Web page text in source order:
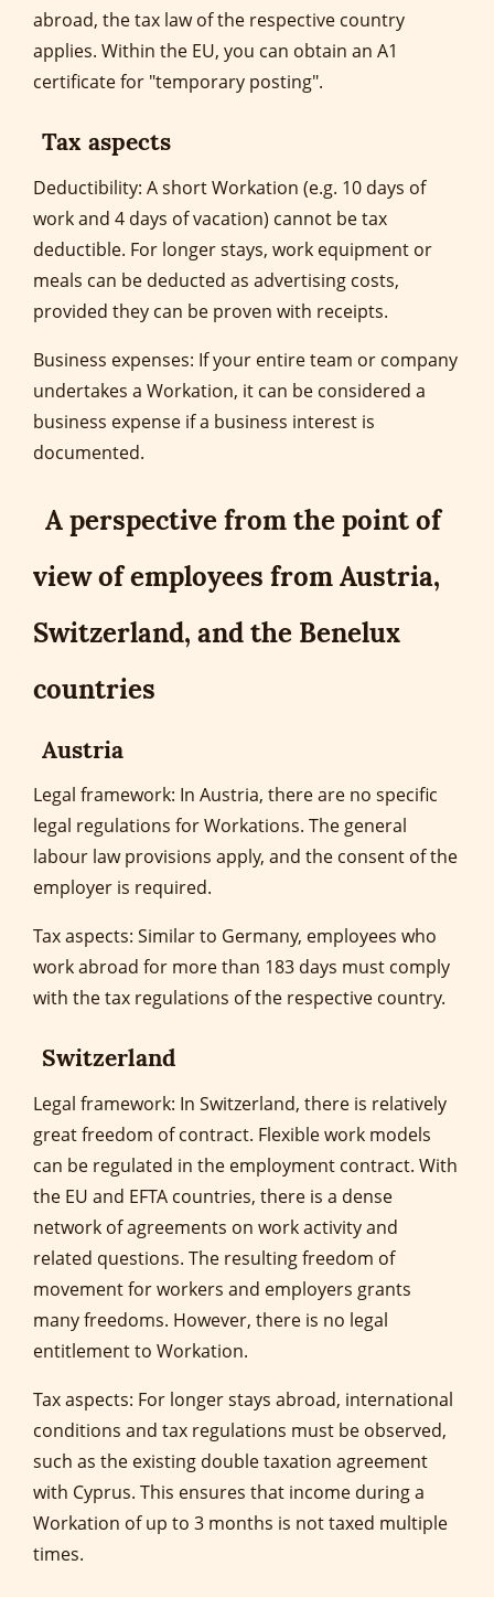
abroad, the tax law of the respective country
applies. Within the EU, you can obtain an A1
certificate for "temporary posting".
Tax aspects
Deductibility: A short Workation (e.g. 10 days of
work and 4 days of vacation) cannot be tax
deductible. For longer stays, work equipment or
meals can be deducted as advertising costs,
provided they can be proven with receipts.
Business expenses: If your entire team or company
undertakes a Workation, it can be considered a
business expense if a business interest is
documented.
A perspective from the point of
view of employees from Austria,
Switzerland, and the Benelux
countries
Austria
Legal framework: In Austria, there are no specific
legal regulations for Workations. The general
labour law provisions apply, and the consent of the
employer is required.
Tax aspects: Similar to Germany, employees who
work abroad for more than 183 days must comply
with the tax regulations of the respective country.
Switzerland
Legal framework: In Switzerland, there is relatively
great freedom of contract. Flexible work models
can be regulated in the employment contract. With
the EU and EFTA countries, there is a dense
network of agreements on work activity and
related questions. The resulting freedom of
movement for workers and employers grants
many freedoms. However, there is no legal
entitlement to Workation.
Tax aspects: For longer stays abroad, international
conditions and tax regulations must be observed,
such as the existing double taxation agreement
with Cyprus. This ensures that income during a
Workation of up to 3 months is not taxed multiple
times.